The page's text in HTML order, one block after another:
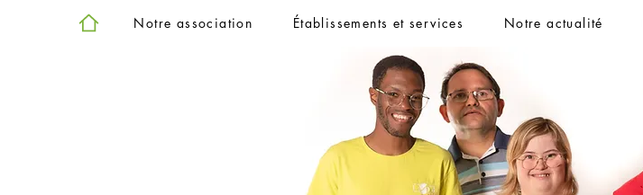
Notre association Établissements et services Notre actualité